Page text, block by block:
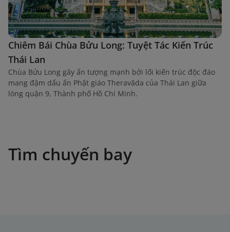
Chiêm Bái Chùa Bửu Long: Tuyệt Tác Kiến Trúc
Thái Lan
Chùa Bửu Long gây ấn tượng mạnh bởi lối kiến trúc độc đáo
mang đậm dấu ấn Phật giáo Theravāda của Thái Lan giữa
lòng quận 9, Thành phố Hồ Chí Minh.
Tìm chuyến bay